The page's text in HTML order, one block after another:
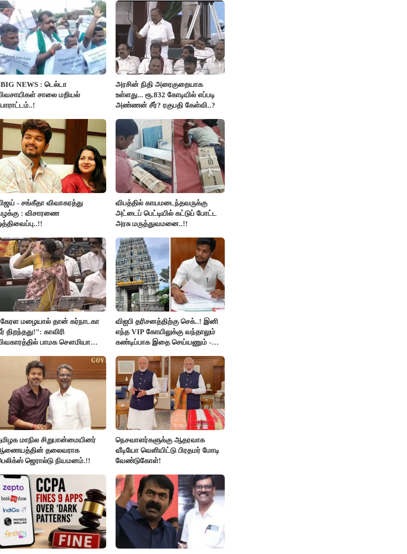
NEWS : டெல்டா
சாலை மறியல்
அரசின் நிதி அரைகுறையாக
உள்ளது... ரூ.832 கோடியில் எப்படி
அண்ணன் சீர்? ரகுபதி கேள்வி..?
- சங்கீதா விவாகரத்து
: விசாரணை
விபத்தில் காயமடைந்தவருக்கு
அட்டைப் பெட்டியில் கட்டுப் போட்ட
அரசு மருத்துவமனை..!!
மழையால் தான் கர்நாடகா
திறந்தது!": காவிரி
பாமக சௌமியா
விஐபி தரிசனத்திற்கு செக்..! இனி
எந்த VIP கோயிலுக்கு வந்தாலும்
கண்டிப்பாக இதை செய்யணும் -
மாநில சிறுபான்மையினர்
தலைவராக
ஜெரால்டு நியமனம்.!!
நெசவாளர்களுக்கு ஆதரவாக
வீடியோ வெளியிட்டு பிரதமர் மோடி
வேண்டுகோள்!